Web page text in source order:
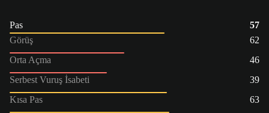
Pas
57
Görüş
62
Orta Açma
46
Serbest Vuruş İsabeti
39
Kısa Pas
63